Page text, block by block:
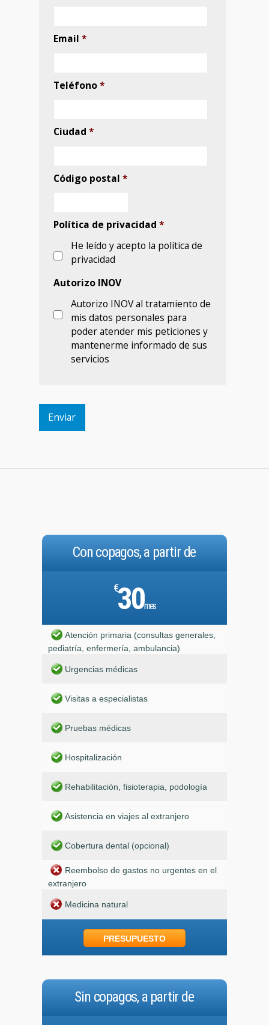
Con copagos, a partir de
€30mes
Atención primaria (consultas generales,
pediatría, enfermería, ambulancia)
Urgencias médicas
Visitas a especialistas
Pruebas médicas
Hospitalización
Rehabilitación, fisioterapia, podología
Asistencia en viajes al extranjero
Cobertura dental (opcional)
Reembolso de gastos no urgentes en el
extranjero
Medicina natural
PRESUPUESTO
Sin copagos, a partir de